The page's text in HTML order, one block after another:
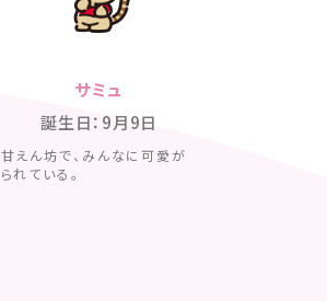
サミュ
誕生日：9月9日
甘えん坊で、みんなに可愛が
られている。